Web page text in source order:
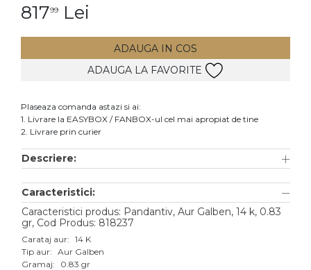
Inele
Cercei
Bratari
Lanturi
Pandantive
Accesorii
Aur galben
Aur alb
Aur roz
81799 Lei
ADAUGA IN COS
ADAUGA LA FAVORITE
Plaseaza comanda astazi si ai:
1. Livrare la EASYBOX / FANBOX-ul cel mai apropiat de tine
2. Livrare prin curier
Descriere:
Caracteristici:
Caracteristici produs: Pandantiv, Aur Galben, 14 k, 0.83
gr, Cod Produs: 818237
Carataj aur: 14 K
Tip aur: Aur Galben
Gramaj:
0.83 gr